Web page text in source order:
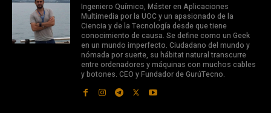
Ingeniero Químico, Máster en Aplicaciones
Multimedia por la UOC y un apasionado de la
Ciencia y de la Tecnología desde que tiene
conocimiento de causa. Se define como un Geek
en un mundo imperfecto. Ciudadano del mundo y
nómada por suerte, su hábitat natural transcurre
entre ordenadores y máquinas con muchos cables
y botones. CEO y Fundador de GurúTecno.